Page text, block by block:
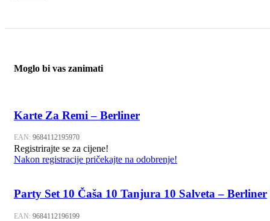
Moglo bi vas zanimati
Karte Za Remi – Berliner
EAN: 9684112195970
Registrirajte se za cijene!
Nakon registracije pričekajte na odobrenje!
Party Set 10 Čaša 10 Tanjura 10 Salveta – Berliner
EAN: 9684112196199